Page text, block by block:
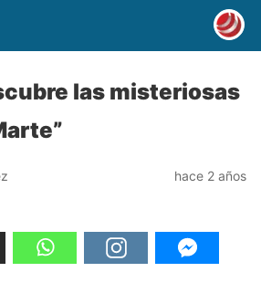
las misteriosas
hace 2 años